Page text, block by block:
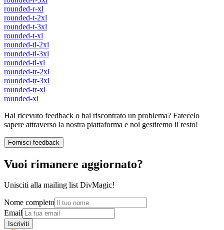
rounded-r-xl
rounded-t-2xl
rounded-t-3xl
rounded-t-xl
rounded-tl-2xl
rounded-tl-3xl
rounded-tl-xl
rounded-tr-2xl
rounded-tr-3xl
rounded-tr-xl
rounded-xl
Hai ricevuto feedback o hai riscontrato un problema? Fatecelo
sapere attraverso la nostra piattaforma e noi gestiremo il resto!
Fornisci feedback
Vuoi rimanere aggiornato?
Unisciti alla mailing list DivMagic!
Nome completo
Email
Iscriviti